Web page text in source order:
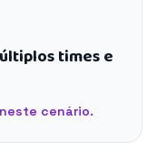
times e
cenário.